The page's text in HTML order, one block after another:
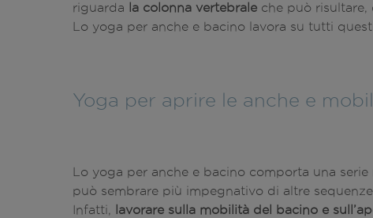
riguarda
la colonna vertebrale che può risultare,
Lo yoga per anche e bacino lavora su tutti
Yoga per aprire le anche e
Lo yoga per anche e bacino comporta una serie
può sembrare più impegnativo di altre
Infatti,
lavorare sulla mobilità del bacino e